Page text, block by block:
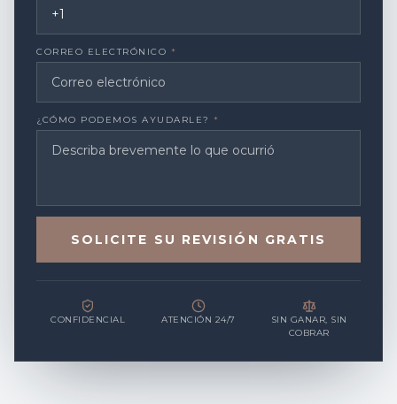
CORREO ELECTRÓNICO *
¿CÓMO PODEMOS AYUDARLE? *
SOLICITE SU REVISIÓN GRATIS
CONFIDENCIAL ATENCIÓN 24/7
SIN GANAR, SIN
COBRAR